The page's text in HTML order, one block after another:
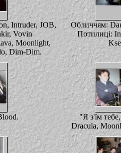
Intruder, JOB,
Vovin
Moonlight,
Dim-Dim.
Обличчям:
Потилиці:
"Я з'їм
Dracula,